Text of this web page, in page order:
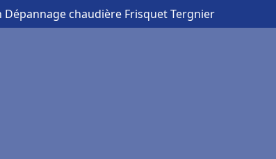
Dépannage chaudière Frisquet Tergnier